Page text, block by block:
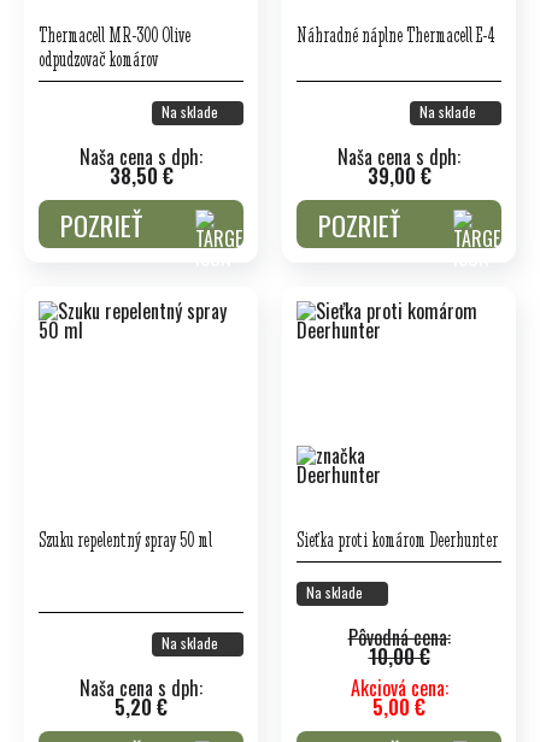
Thermacell MR-300 Olive
odpudzovač komárov
Na sklade
Naša cena s dph:
38,50 €
POZRIEŤ
Náhradné náplne Thermacell E-4
Na sklade
Naša cena s dph:
39,00 €
POZRIEŤ
Szuku repelentný spray 50 ml
Na sklade
Naša cena s dph:
5,20 €
Sieťka proti komárom Deerhunter
Na sklade
Pôvodná cena:
10,00 €
Akciová cena:
5,00 €